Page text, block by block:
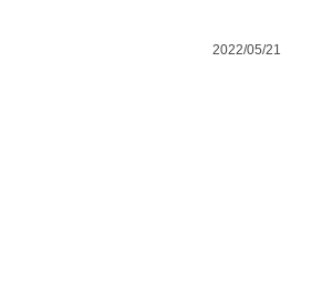
2022/05/21